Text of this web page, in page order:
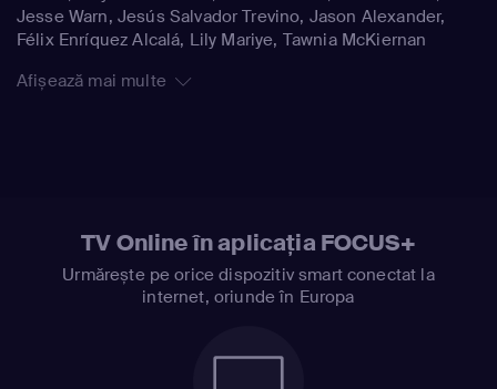
Jesse Warn, Jesús Salvador Trevino, Jason Alexander,
Félix Enríquez Alcalá, Lily Mariye, Tawnia McKiernan
Afișează mai multe
TV Online în aplicația FOCUS+
Urmărește pe orice dispozitiv smart conectat la
internet, oriunde în Europa